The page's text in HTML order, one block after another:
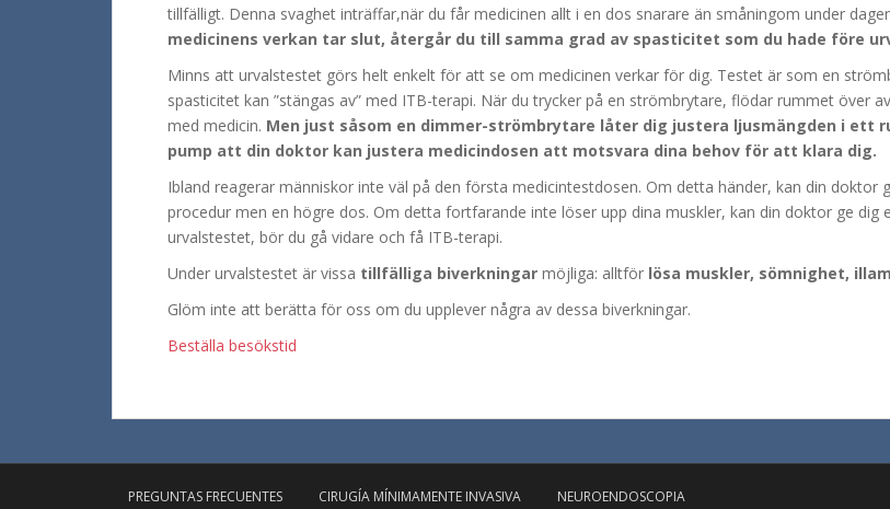
tillfälligt. Denna svaghet inträffar,när du får medicinen allt i en dos snarare än småningom under
medicinens verkan tar slut, återgår du till samma grad av spasticitet som du hade före
Minns att urvalstestet görs helt enkelt för att se om medicinen verkar för dig. Testet är som en
spasticitet kan ”stängas av” med ITB-terapi. När du trycker på en strömbrytare, flödar rummet över
med medicin. Men just såsom en dimmer-strömbrytare låter dig justera ljusmängden i ett
pump att din doktor kan justera medicindosen att motsvara dina behov för att klara dig.
Ibland reagerar människor inte väl på den första medicintestdosen. Om detta händer, kan din doktor
procedur men en högre dos. Om detta fortfarande inte löser upp dina muskler, kan din doktor ge dig
urvalstestet, bör du gå vidare och få ITB-terapi.
Under urvalstestet är vissa tillfälliga biverkningar möjliga: alltför lösa muskler, sömnighet,
Glöm inte att berätta för oss om du upplever några av dessa biverkningar.
Beställa besökstid
PREGUNTAS FRECUENTES CIRUGÍA MÍNIMAMENTE INVASIVA NEUROENDOSCOPIA